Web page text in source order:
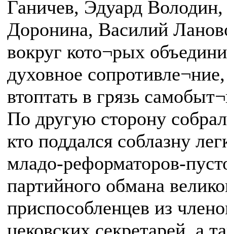
Ганичев, Эдуард
Доронина, Василий
вокруг кото¬рых
духовное
втоптать в грязь
По другую сторону
кто поддался соблазну
младо-реформаторов-
партийного обмана
приспособленцев из